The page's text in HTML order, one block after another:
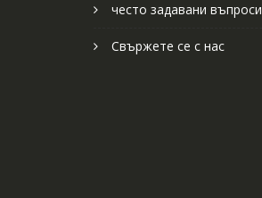
често задавани въпроси
Свържете се с нас